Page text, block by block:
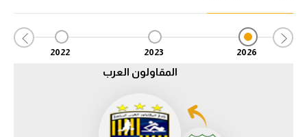
دوري أبطال أوروبا
دوري أبطال إفريقيا
2026
2023
2022
المقاولون العرب